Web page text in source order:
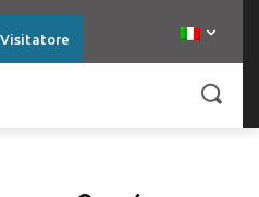
Visitatore